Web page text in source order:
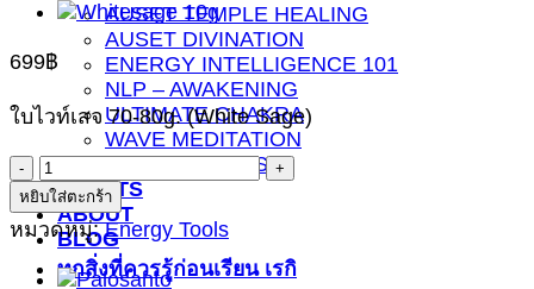
AUSET TEMPLE HEALING
AUSET DIVINATION
ENERGY INTELLIGENCE 101
NLP – AWAKENING
ULTIMATE CHAKRA
WAVE MEDITATION
ONLINE COURSE
EVENTS
ABOUT
BLOG
ทุกสิ่งที่ควรรู้ก่อนเรียน เรกิ
699฿
ใบไวท์เสจ 70-80g. (White Sage)
จำนวน
ใบ
ไวท์
เสจ
หยิบใส่ตะกร้า
หมวดหมู่:Energy Tools